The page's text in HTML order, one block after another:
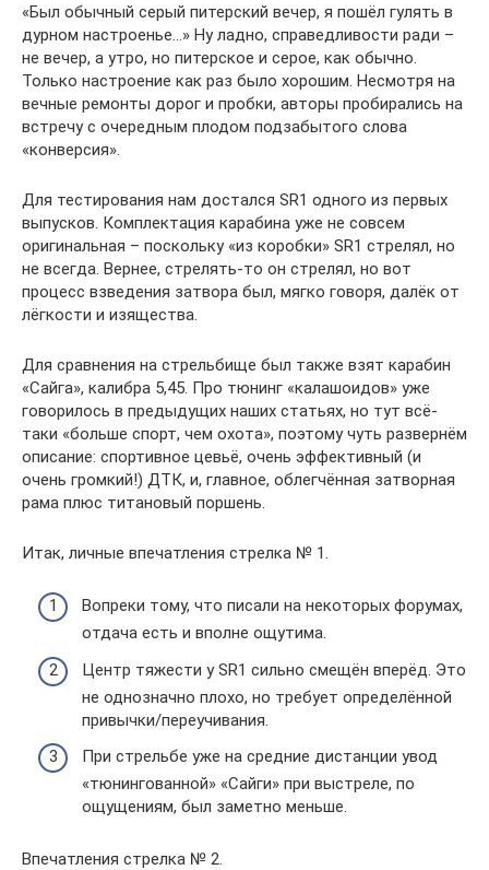
«Был обычный серый питерский вечер, я пошёл гулять в
дурном настроенье…» Ну ладно, справедливости ради –
не вечер, а утро, но питерское и серое, как обычно.
Только настроение как раз было хорошим. Несмотря на
вечные ремонты дорог и пробки, авторы пробирались на
встречу с очередным плодом подзабытого слова
«конверсия».
Для тестирования нам досталcя SR1 одного из первых
выпусков. Комплектация карабина уже не совсем
оригинальная – поскольку «из коробки» SR1 стрелял, но
не всегда. Вернее, стрелять-то он стрелял, но вот
процесс взведения затвора был, мягко говоря, далёк от
лёгкости и изящества.
Для сравнения на стрельбище был также взят карабин
«Сайга», калибра 5,45. Про тюнинг «калашоидов» уже
говорилось в предыдущих наших статьях, но тут всё-
таки «больше спорт, чем охота», поэтому чуть развернём
описание: спортивное цевьё, очень эффективный (и
очень громкий!) ДТК, и, главное, облегчённая затворная
рама плюс титановый поршень.
Итак, личные впечатления стрелка № 1.
Вопреки тому, что писали на некоторых форумах,
отдача есть и вполне ощутима.
Центр тяжести у SR1 сильно смещён вперёд. Это
не однозначно плохо, но требует определённой
привычки/переучивания.
При стрельбе уже на средние дистанции увод
«тюнингованной» «Сайги» при выстреле, по
ощущениям, был заметно меньше.
Впечатления стрелка № 2.